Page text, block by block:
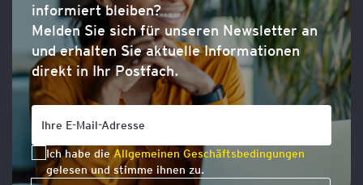
informiert bleiben?
Melden Sie sich für unseren Newsletter an
und erhalten Sie aktuelle Informationen
direkt in Ihr Postfach.
Ich habe dieAllgemeinen Geschäftsbedingungen
gelesen und stimme ihnen zu.